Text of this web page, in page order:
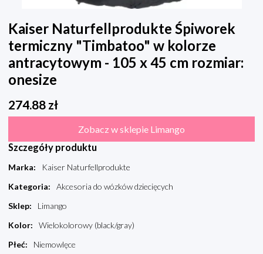
Kaiser Naturfellprodukte Śpiworek
termiczny "Timbatoo" w kolorze
antracytowym - 105 x 45 cm rozmiar:
onesize
274.88 zł
Zobacz w sklepie Limango
Szczegóły produktu
Marka:
Kaiser Naturfellprodukte
Kategoria:
Akcesoria do wózków dziecięcych
Sklep:
Limango
Kolor:
Wielokolorowy (black/gray)
Płeć:
Niemowlęce